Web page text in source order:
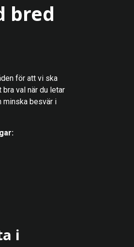
bred
för att vi ska
val när du letar
minska besvär i
i